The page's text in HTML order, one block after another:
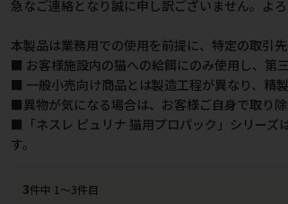
急なご連絡となり誠に申し訳ございません。よろ
本製品は業務用での使用を前提に、特定の取引
■ お客様施設内の猫への給餌にのみ使用し、第
■ 一般小売向け商品とは製造工程が異なり、精
■異物が気になる場合は、お客様ご自身で取り除
■「ネスレ ピュリナ 猫用プロパック」シリーズ
す。
3件中 1〜3件目